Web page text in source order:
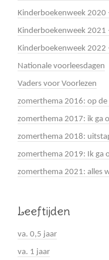
Kinderboekenweek 2020
Kinderboekenweek 2021
Kinderboekenweek 2022
Nationale voorleesdagen
Vaders voor Voorlezen
zomerthema 2016: op
zomerthema 2017: ik ga
zomerthema 2018:
zomerthema 2019: Ik ga
zomerthema 2021: alles
Leeftijden
va. 0,5 jaar
va. 1 jaar